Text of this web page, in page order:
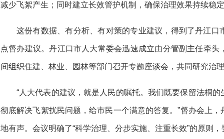
减少飞絮产生；同时建立长效管护机制，确保治理效果持续稳
这份有数据、有分析、有对策的专业建议，得到了丹江
点督办建议。丹江口市人大常委会迅速成立由分管副主任牵
间组织住建、林业、园林等部门召开专题座谈会，共同研究治
“人大代表的建议，就是人民的嘱托。我们既要保留法桐
彻底解决飞絮扰民问题，给市民一个满意的答复。”督办会上
地有声。会议明确了“科学治理、分步实施、注重长效”的原则